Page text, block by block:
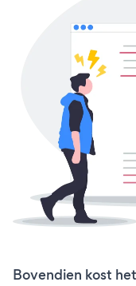
Bovendien kost